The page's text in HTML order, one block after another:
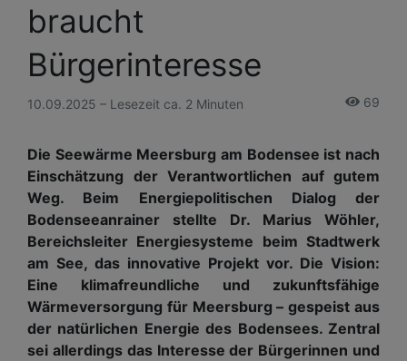
braucht
Bürgerinteresse
10.09.2025 – Lesezeit ca. 2 Minuten 69
Die Seewärme Meersburg am Bodensee ist nach
Einschätzung der Verantwortlichen auf gutem
Weg. Beim Energiepolitischen Dialog der
Bodenseeanrainer stellte Dr. Marius Wöhler,
Bereichsleiter Energiesysteme beim Stadtwerk
am See, das innovative Projekt vor. Die Vision:
Eine klimafreundliche und zukunftsfähige
Wärmeversorgung für Meersburg – gespeist aus
der natürlichen Energie des Bodensees. Zentral
sei allerdings das Interesse der Bürgerinnen und